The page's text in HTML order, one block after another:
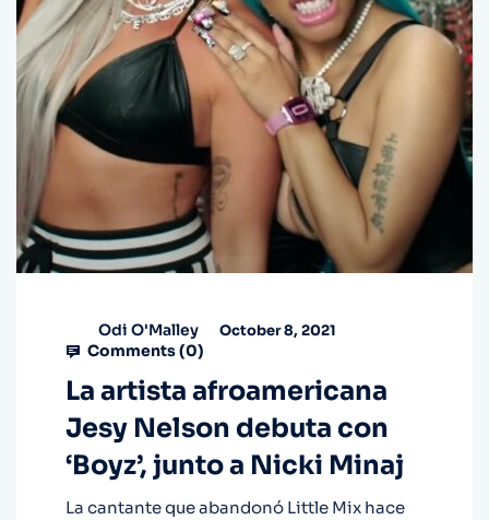
Odi O'Malley October 8, 2021
Comments (0)
La artista afroamericana
Jesy Nelson debuta con
‘Boyz’, junto a Nicki Minaj
La cantante que abandonó Little Mix hace